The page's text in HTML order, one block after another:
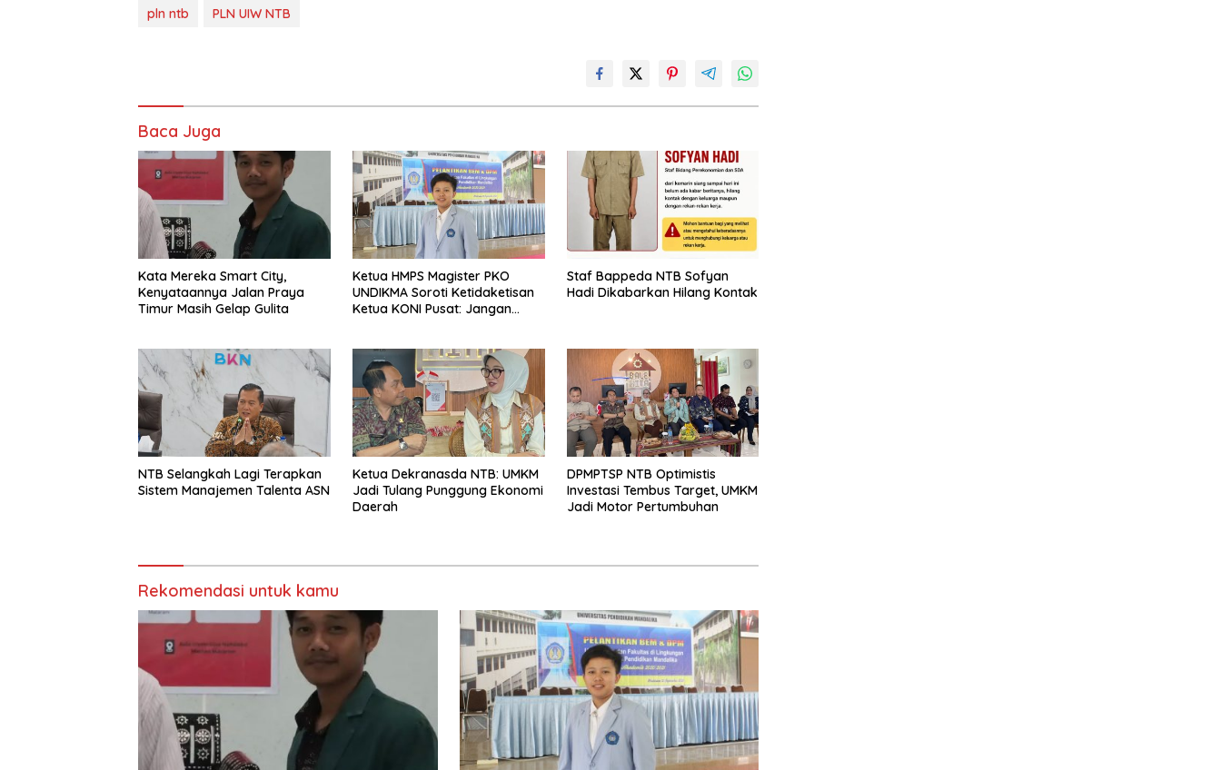
pln ntb PLN UIW NTB
Baca Juga
Kata Mereka Smart City,
Kenyataannya Jalan Praya
Timur Masih Gelap Gulita
Ketua HMPS Magister PKO
UNDIKMA Soroti Ketidaketisan
Ketua KONI Pusat: Jangan
Sesaat
Staf Bappeda NTB Sofyan
Hadi Dikabarkan Hilang Kontak
NTB Selangkah Lagi Terapkan
Sistem Manajemen Talenta ASN
Ketua Dekranasda NTB: UMKM
Jadi Tulang Punggung Ekonomi
Daerah
DPMPTSP NTB Optimistis
Investasi Tembus Target, UMKM
Jadi Motor Pertumbuhan
Rekomendasi untuk kamu